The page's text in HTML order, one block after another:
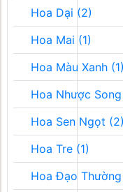
Hoa Dại (2)
Hoa Mai (1)
Hoa Màu Xanh (1)
Hoa Nhược
Hoa Sen Ngọt (2)
Hoa Tre (1)
Hoa Đạo Thường